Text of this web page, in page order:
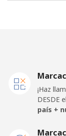
Germany
Línea fija
¡Haz
DESDE
país +